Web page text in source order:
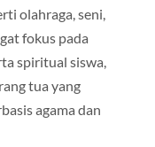
olahraga, seni,
fokus pada
spiritual siswa,
tua yang
agama dan